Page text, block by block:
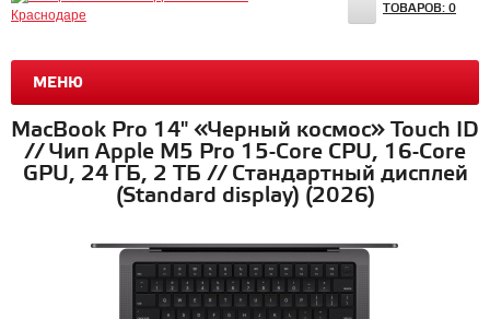
МЕНЮ
ТОВАРОВ: 0
MacBook Pro 14" «Черный космос» Touch ID
// Чип Apple M5 Pro 15-Core CPU, 16-Core
GPU, 24 ГБ, 2 ТБ // Стандартный дисплей
(Standard display) (2026)